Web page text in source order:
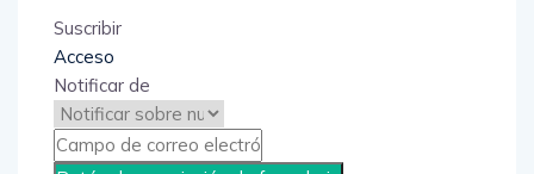
Suscribir
Acceso
Notificar de